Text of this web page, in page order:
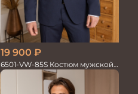
19 900 ₽
6501-VW-85S Костюм мужской
двойка